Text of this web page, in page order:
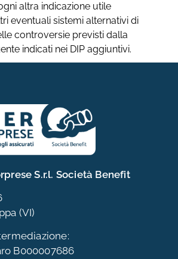
altra indicazione utile
eventuali sistemi alternativi di
controversie previsti dalla
indicati nei DIP aggiuntivi.
S.r.l. Società Benefit
(VI)
B000007686